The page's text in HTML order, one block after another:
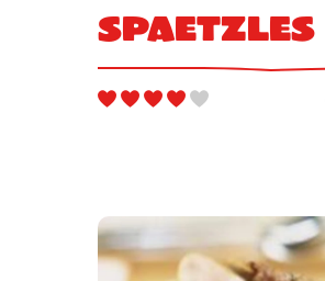
Spaetzles